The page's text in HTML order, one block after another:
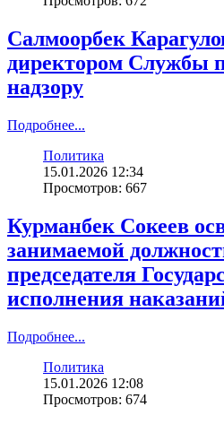
Салмоорбек
директором Службы
надзору
Подробнее...
Политика
15.01.2026 12:34
Просмотров: 667
Курманбек Сокеев
занимаемой
председателя
исполнения
Подробнее...
Политика
15.01.2026 12:08
Просмотров: 674